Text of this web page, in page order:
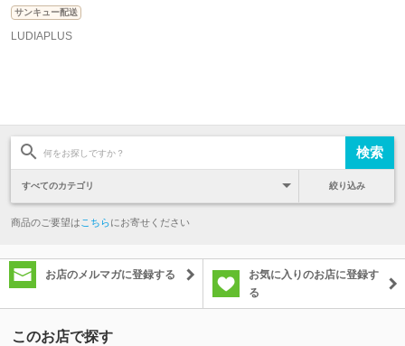
サンキュー配送
LUDIAPLUS
絞り込み
商品のご要望は こちらにお寄せください
お店のメルマガに登録する
お気に入りのお店に登録す
る
このお店で探す